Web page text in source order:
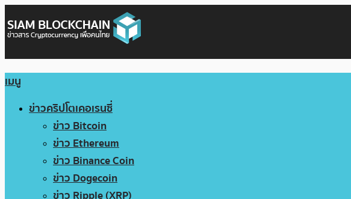
เมนู
ข่าวคริปโตเคอเรนซี่
ข่าว Bitcoin
ข่าว Ethereum
ข่าว Binance Coin
ข่าว Dogecoin